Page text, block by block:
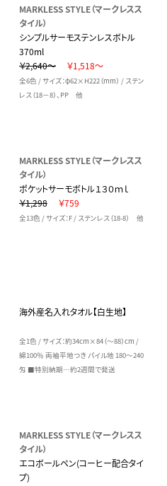
MARKLESS STYLE（マークレスス
タイル）
シンプルサーモステンレスボトル
370ml
￥2,640～
￥1,518～
全6色 / サイズ：φ62×H222（mm） / ステン
レス（18－8）、PP 他
MARKLESS STYLE（マークレスス
タイル）
ポケットサーモボトル１３０ｍｌ
￥1,298
￥759
全13色 / サイズ：F / ステンレス（18-8） 他
海外産名入れタオル【白生地】
全1色 / サイズ：約34cm×84（～88）cm /
綿100％ 両袖平地つき パイル地 180～240
匁 ■特別納期…約2週間で発送
MARKLESS STYLE（マークレスス
タイル）
エコボールペン(コーヒー配合タイ
プ)